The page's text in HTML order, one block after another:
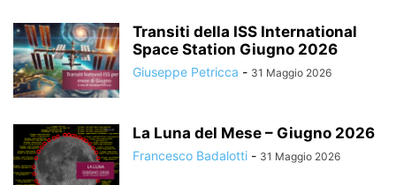
Transiti della ISS International
Space Station Giugno 2026
Giuseppe Petricca - 31 Maggio 2026
La Luna del Mese – Giugno 2026
Francesco Badalotti - 31 Maggio 2026